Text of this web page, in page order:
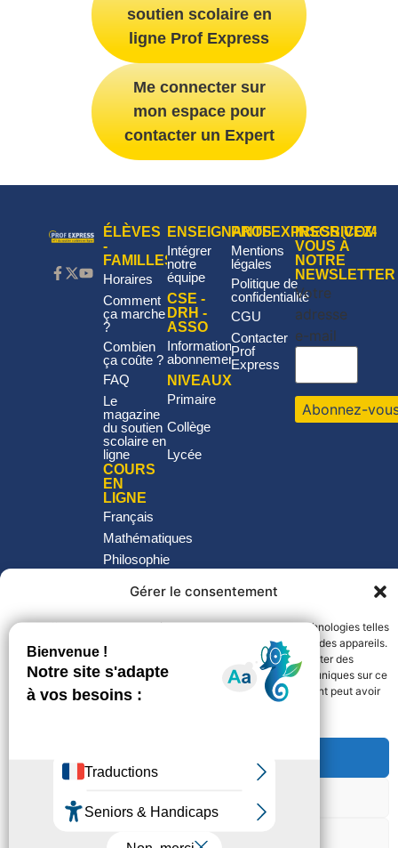
Gérer le consentement
Pour offrir les meilleures expériences, nous utilisons des technologies telles
que les cookies pour stocker et/ou accéder aux informations des appareils.
Le fait de consentir à ces technologies nous permettra de traiter des
données telles que le comportement de navigation ou les ID uniques sur ce
site. Le fait de ne pas consentir ou de retirer son consentement peut avoir
Voir les préférences
soutien scolaire en
ligne Prof Express
Me connecter sur
mon espace pour
contacter un Expert
ÉLÈVES
-
FAMILLES
Horaires
Comment
ça marche
?
Combien
ça coûte ?
FAQ
Le
magazine
du soutien
scolaire en
ligne
COURS
EN
LIGNE
Français
Mathématiques
Philosophie
Langues
Physique -
Chimie
ENSEIGNANTS
Intégrer
notre
équipe
CSE -
DRH -
ASSO
Informations
abonnement
NIVEAUX
Primaire
Collège
Lycée
PROFEXPRESS.COM
Mentions
légales
Politique de
confidentialité
CGU
Contacter
Prof
Express
INSCRIVEZ-
VOUS À
NOTRE
NEWSLETTER
Votre
adresse
e-mail
Observatoire de l’IA : Plongez au cœur de
l’Intelligence Artificielle pour l’Éducation